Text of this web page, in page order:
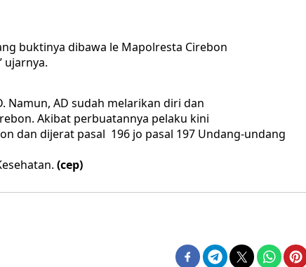
buktinya dibawa le Mapolresta Cirebon
ujarnya.
Namun, AD sudah melarikan diri dan
Akibat perbuatannya pelaku kini
dan dijerat pasal 196 jo pasal 197 Undang-undang
(cep)